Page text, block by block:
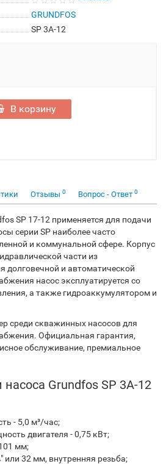
GRUNDFOS
SP 3A-12
В корзину
Отзывы 0 Вопрос - Ответ 0
SP 17-12 применяется для подачи
серии SP наиболее часто
и коммунальной сфере. Корпус
части из
и автоматической
насос эксплуатируется со
а также гидроаккумулятором и
среди скважинных насосов для
Официальная гарантия,
обслуживание, премиальное
Grundfos SP 3A-12
- 5,0 м³/час;
двигателя - 0,75 кВт;
мм;
32 мм, внутренняя резьба;